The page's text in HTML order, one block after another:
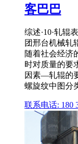
客巴巴
综述·10·轧辊
团邢台机械轧
随着社会经济
时对质量的要
因素―轧辊的
螺旋纹中图分
联系电话: 180